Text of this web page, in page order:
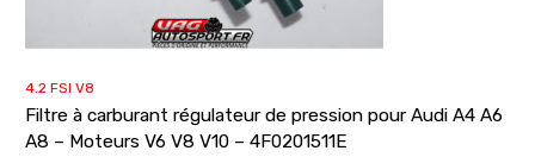
4.2 FSI V8
Filtre à carburant régulateur de pression pour Audi A4 A6
A8 – Moteurs V6 V8 V10 – 4F0201511E